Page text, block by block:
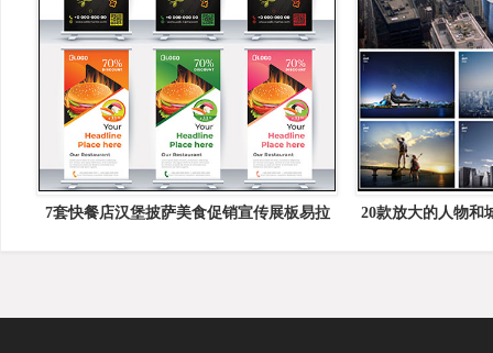
7套快餐店汉堡披萨美食促销宣传展板易拉
20款放大的人物和